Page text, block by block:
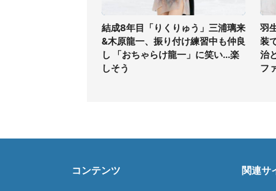
結成8年目「りくりゅう」三浦璃来
&木原龍一、振り付け練習中も仲良
し 「おちゃらけ龍一」に笑い...楽
しそう
羽
装
治
フ
コンテンツ 関連サ